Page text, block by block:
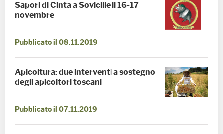
Sapori di Cinta a Sovicille il 16-17
novembre
Pubblicato il 08.11.2019
Apicoltura: due interventi a sostegno
degli apicoltori toscani
Pubblicato il 07.11.2019